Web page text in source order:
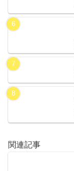
関連記事